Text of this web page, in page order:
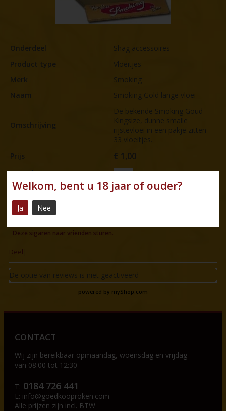
Onderdeel
Shag accessoires
Product type
Vloeitjes
Merk
Smoking
Naam
Smoking Gold lange vloei
Omschrijving
De bekende Smoking Goud
Kingsize, dunne smalle
rijstevloei in een pakje zitten
33 vloeitjes.
Prijs
€ 1,00
Aantal
BESTEL
Deze sigaren naar vrienden sturen.
Deel |
De optie van reviews is niet geactiveerd
powered by myShop.com
CONTACT
Wij zijn bereikbaar opmaandag, woensdag en vrijdag
van 08:00 tot 12:30
T: 0184 726 441
E: info@goedkooproken.com
Alle prijzen zijn incl. BTW
Welkom, bent u 18 jaar of ouder?
Ja Nee